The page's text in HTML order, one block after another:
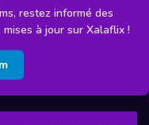
restez informé des
à jour sur Xalaflix !